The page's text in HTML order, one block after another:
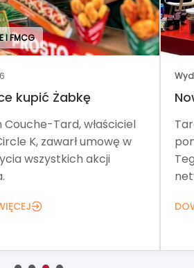
I FMCG
kupić Żabkę
Tard, właściciel
K, zawarł umowę w
wszystkich akcji